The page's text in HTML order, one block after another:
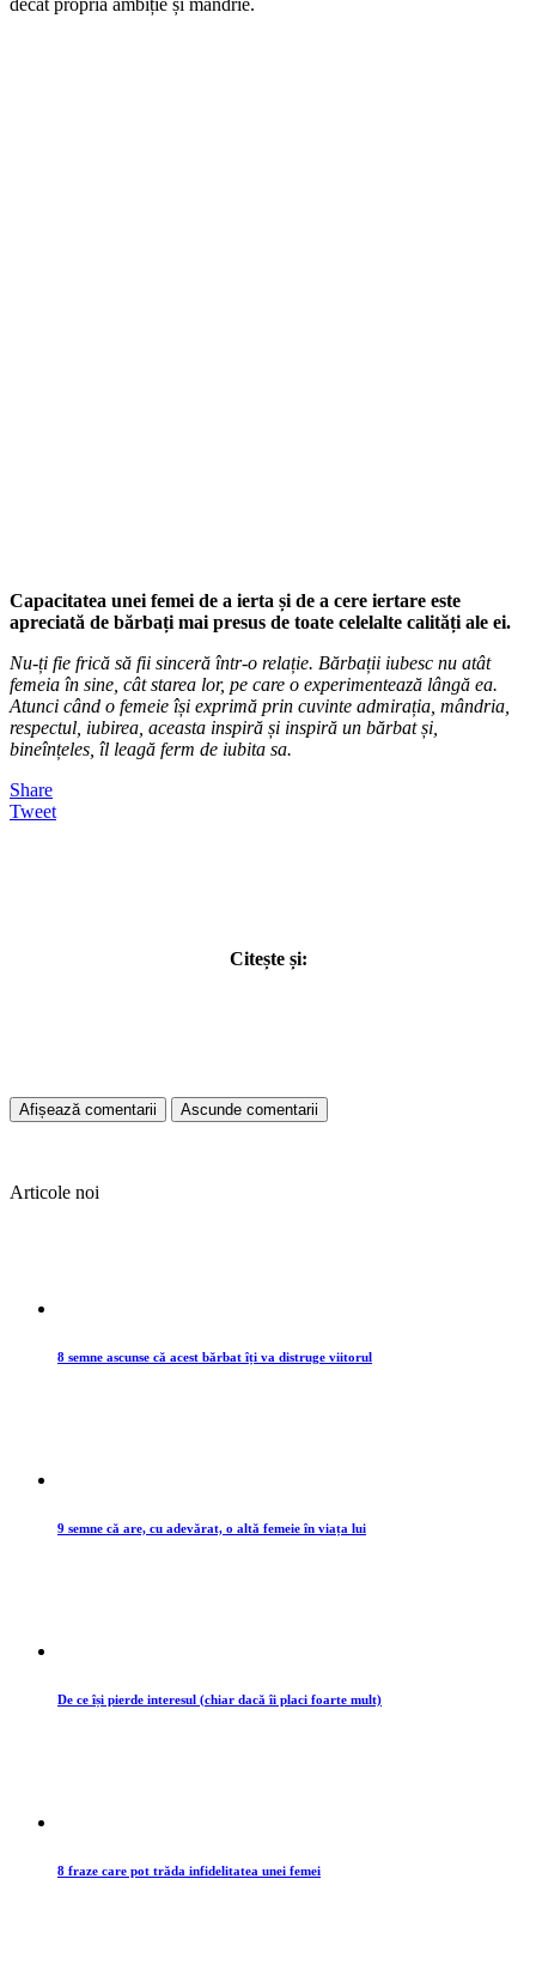
decât propria ambiție și mândrie.
Capacitatea unei femei de a ierta și de a cere iertare este
apreciată de bărbați mai presus de toate celelalte calități ale ei.
Nu-ți fie frică să fii sinceră într-o relație. Bărbații iubesc nu atât
femeia în sine, cât starea lor, pe care o experimentează lângă ea.
Atunci când o femeie își exprimă prin cuvinte admirația, mândria,
respectul, iubirea, aceasta inspiră și inspiră un bărbat și,
bineînțeles, îl leagă ferm de iubita sa.
Share
Tweet
Citește și:
Afișează comentarii Ascunde comentarii
Articole noi
8 semne ascunse că acest bărbat îți va distruge viitorul
9 semne că are, cu adevărat, o altă femeie în viața lui
De ce își pierde interesul (chiar dacă îi placi foarte mult)
8 fraze care pot trăda infidelitatea unei femei